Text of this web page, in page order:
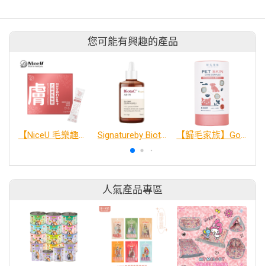
您可能有興趣的產品
【NiceU 毛樂趣】犬貓膚毛保健粉（30入） Signatureby BiotaC AR-78 狗狗關節玻尿酸保養液 【歸毛家族】Good寶系列寵物保健品－美膚寶 30包/盒
人氣產品專區